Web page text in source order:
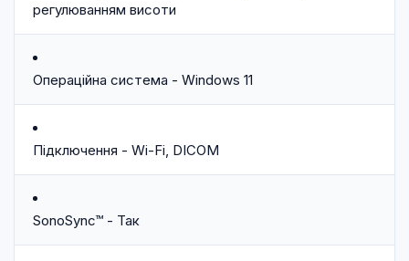
регулюванням висоти
Операційна система - Windows 11
Підключення - Wi-Fi, DICOM
SonoSync™ - Так